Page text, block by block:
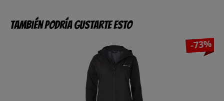
También podría gustarte esto
-73%